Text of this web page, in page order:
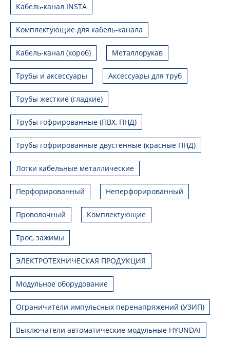
Кабель-канал INSTA
Комплектующие для кабель-канала
Кабель-канал (короб) Металлорукав
Трубы и аксессуары Аксессуары для труб
Трубы жесткие (гладкие)
Трубы гофрированные (ПВХ, ПНД)
Трубы гофрированные двустенные (красные ПНД)
Лотки кабельные металлические
Перфорированный Неперфорированный
Проволочный Комплектующие
Трос, зажимы
ЭЛЕКТРОТЕХНИЧЕСКАЯ ПРОДУКЦИЯ
Модульное оборудование
Ограничители импульсных перенапряжений (УЗИП)
Выключатели автоматические модульные HYUNDAI